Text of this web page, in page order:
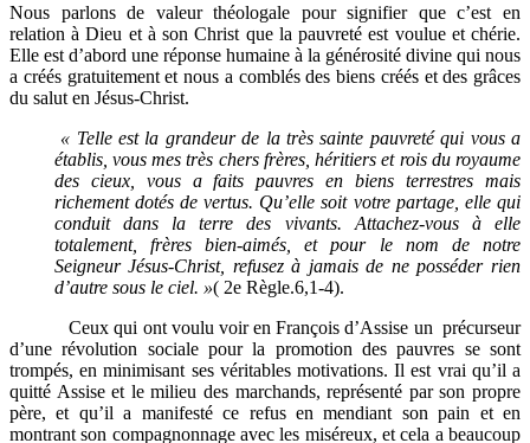
Nous parlons de valeur théologale pour signifier que c’est en
relation à Dieu et à son Christ que la pauvreté est voulue et chérie.
Elle est d’abord une réponse humaine à la générosité divine qui nous
a créés gratuitement et nous a comblés des biens créés et des grâces
du salut en Jésus-Christ.
« Telle est la grandeur de la très sainte pauvreté qui vous a
établis, vous mes très chers frères, héritiers et rois du royaume
des cieux, vous a faits pauvres en biens terrestres mais
richement dotés de vertus. Qu’elle soit votre partage, elle qui
conduit dans la terre des vivants. Attachez-vous à elle
totalement, frères bien-aimés, et pour le nom de notre
Seigneur Jésus-Christ, refusez à jamais de ne posséder rien
d’autre sous le ciel. »( 2e Règle.6,1-4).
Ceux qui ont voulu voir en François d’Assise un précurseur
d’une révolution sociale pour la promotion des pauvres se sont
trompés, en minimisant ses véritables motivations. Il est vrai qu’il a
quitté Assise et le milieu des marchands, représenté par son propre
père, et qu’il a manifesté ce refus en mendiant son pain et en
montrant son compagnonnage avec les miséreux, et cela a beaucoup